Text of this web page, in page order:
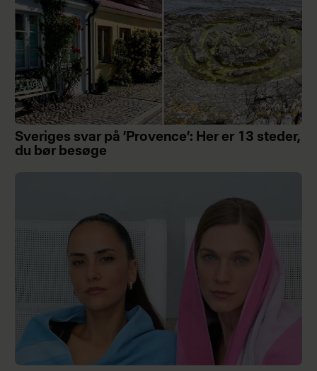
Sveriges svar på ’Provence’: Her er 13 steder,
du bør besøge